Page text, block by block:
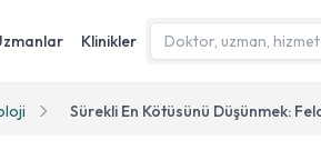
Klinikler